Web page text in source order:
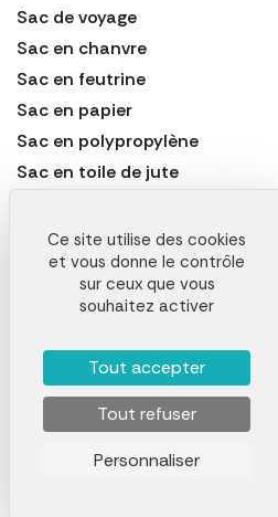
Sac de voyage
Sac en chanvre
Sac en feutrine
Sac en papier
Sac en polypropylène
Sac en toile de jute
Sac laminé
Sac marin
Sac non tissé
Sac pique-nique
Sac polochon
Sac shopping
Ce site utilise des cookies
et vous donne le contrôle
sur ceux que vous
souhaitez activer
Tout accepter
Tout refuser
Personnaliser